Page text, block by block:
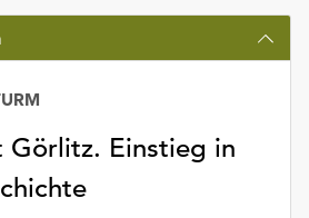
Görlitz. Einstieg in